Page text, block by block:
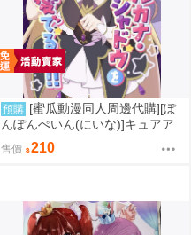
預購 [蜜瓜動漫同人周邊代購][ぽ
んぽんぺいん(にいな)]キュアア
ルカナ・シャドウを愛でる本!(キ
ミとアイドル光之美少女♪、Yes!
售價 210